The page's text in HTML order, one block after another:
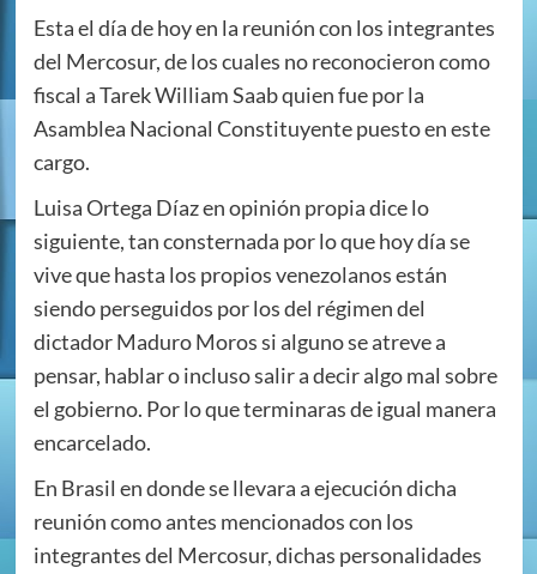
Esta el día de hoy en la reunión con los integrantes
del Mercosur, de los cuales no reconocieron como
fiscal a Tarek William Saab quien fue por la
Asamblea Nacional Constituyente puesto en este
cargo.
Luisa Ortega Díaz en opinión propia dice lo
siguiente, tan consternada por lo que hoy día se
vive que hasta los propios venezolanos están
siendo perseguidos por los del régimen del
dictador Maduro Moros si alguno se atreve a
pensar, hablar o incluso salir a decir algo mal sobre
el gobierno. Por lo que terminaras de igual manera
encarcelado.
En Brasil en donde se llevara a ejecución dicha
reunión como antes mencionados con los
integrantes del Mercosur, dichas personalidades